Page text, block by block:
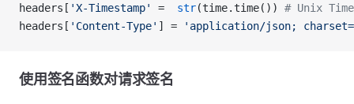
headers[ 'X-Timestamp' = str(time.time()) # Unix
headers[ 'Content-Type' ] = 'application/json;
使用签名函数对请求签名